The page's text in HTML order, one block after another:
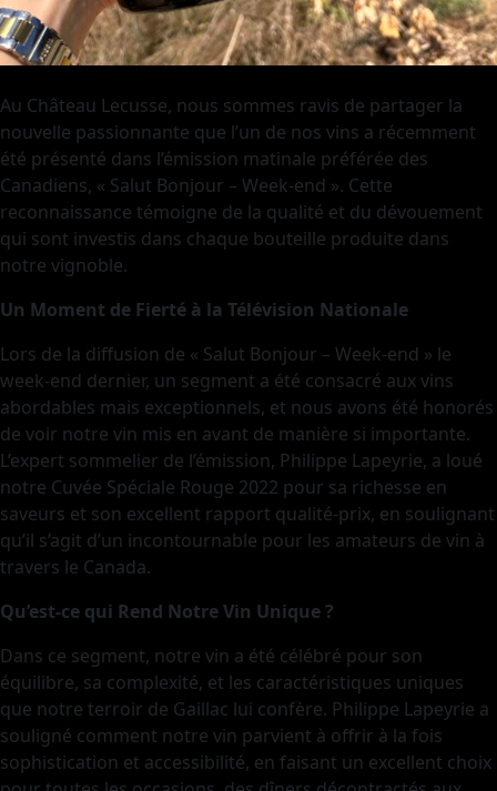
Au Château Lecusse, nous sommes ravis de partager la
nouvelle passionnante que l’un de nos vins a récemment
été présenté dans l’émission matinale préférée des
Canadiens, « Salut Bonjour – Week-end ». Cette
reconnaissance témoigne de la qualité et du dévouement
qui sont investis dans chaque bouteille produite dans
notre vignoble.
Un Moment de Fierté à la Télévision Nationale
Lors de la diffusion de « Salut Bonjour – Week-end » le
week-end dernier, un segment a été consacré aux vins
abordables mais exceptionnels, et nous avons été honorés
de voir notre vin mis en avant de manière si importante.
L’expert sommelier de l’émission, Philippe Lapeyrie, a loué
notre Cuvée Spéciale Rouge 2022 pour sa richesse en
saveurs et son excellent rapport qualité-prix, en soulignant
qu’il s’agit d’un incontournable pour les amateurs de vin à
travers le Canada.
Qu’est-ce qui Rend Notre Vin Unique ?
Dans ce segment, notre vin a été célébré pour son
équilibre, sa complexité, et les caractéristiques uniques
que notre terroir de Gaillac lui confère. Philippe Lapeyrie a
souligné comment notre vin parvient à offrir à la fois
sophistication et accessibilité, en faisant un excellent choix